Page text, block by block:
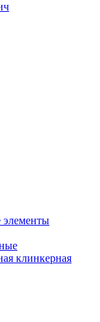
элементы
клинкерная